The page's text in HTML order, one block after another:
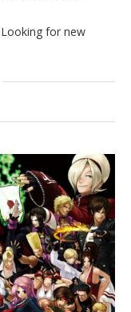
for new